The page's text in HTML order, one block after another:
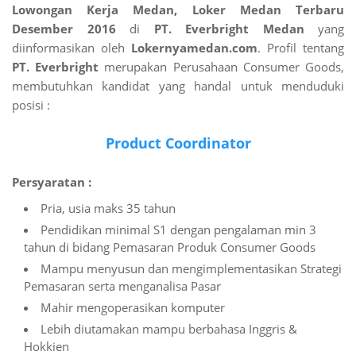
Lowongan Kerja Medan, Loker Medan Terbaru
Desember 2016 di PT. Everbright Medan yang
diinformasikan oleh Lokernyamedan.com. Profil tentang
PT. Everbright merupakan Perusahaan Consumer Goods,
membutuhkan kandidat yang handal untuk menduduki
posisi :
Product Coordinator
Persyaratan :
Pria, usia maks 35 tahun
Pendidikan minimal S1 dengan pengalaman min 3
tahun di bidang Pemasaran Produk Consumer Goods
Mampu menyusun dan mengimplementasikan Strategi
Pemasaran serta menganalisa Pasar
Mahir mengoperasikan komputer
Lebih diutamakan mampu berbahasa Inggris &
Hokkien